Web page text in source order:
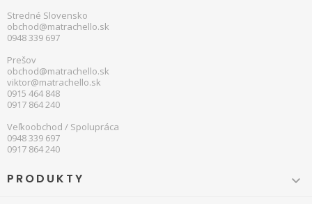
Stredné Slovensko
obchod@matrachello.sk
0948 339 697
Prešov
obchod@matrachello.sk
viktor@matrachello.sk
0915 464 848
0917 864 240
Veľkoobchod / Spolupráca
0948 339 697
0917 864 240
PRODUKTY 